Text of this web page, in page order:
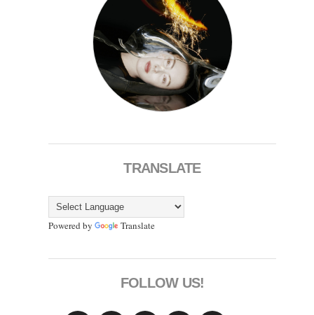
TRANSLATE
Powered by Translate
FOLLOW US!